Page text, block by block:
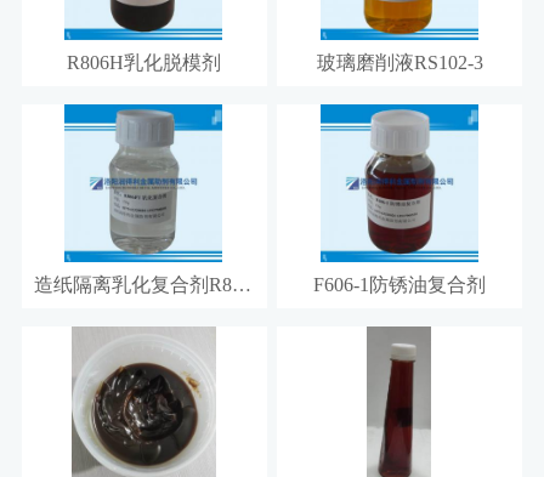
R806H乳化脱模剂 玻璃磨削液RS102-3
造纸隔离乳化复合剂R806F1 F606-1防锈油复合剂